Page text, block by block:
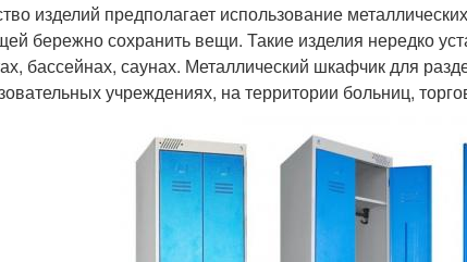
изделий предполагает использование
бережно сохранить вещи. Такие изделия нередко
бассейнах, саунах. Металлический шкафчик для
учреждениях, на территории больниц,